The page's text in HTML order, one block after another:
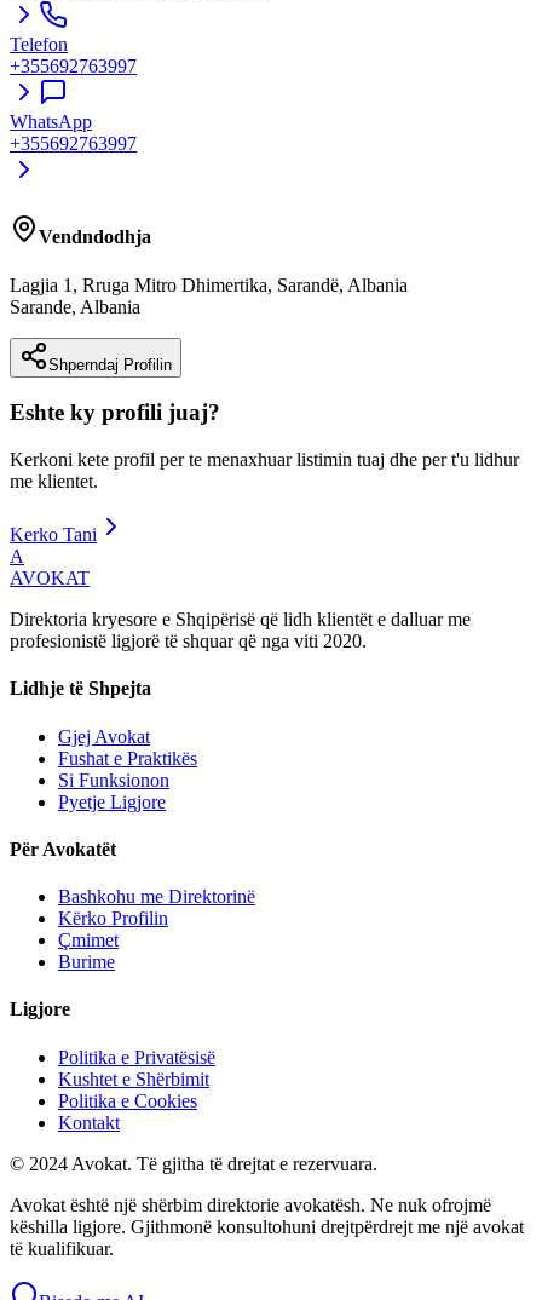
Telefon
+355692763997
WhatsApp
+355692763997
Vendndodhja
Lagjia 1, Rruga Mitro Dhimertika, Sarandë, Albania
Sarande, Albania
Shperndaj Profilin
Eshte ky profili juaj?
Kerkoni kete profil per te menaxhuar listimin tuaj dhe per t'u lidhur
me klientet.
Kerko Tani
A
AVOKAT
Direktoria kryesore e Shqipërisë që lidh klientët e dalluar me
profesionistë ligjorë të shquar që nga viti 2020.
Lidhje të Shpejta
Gjej Avokat
Fushat e Praktikës
Si Funksionon
Pyetje Ligjore
Për Avokatët
Bashkohu me Direktorinë
Kërko Profilin
Çmimet
Burime
Ligjore
Politika e Privatësisë
Kushtet e Shërbimit
Politika e Cookies
Kontakt
© 2024 Avokat. Të gjitha të drejtat e rezervuara.
Avokat është një shërbim direktorie avokatësh. Ne nuk ofrojmë
këshilla ligjore. Gjithmonë konsultohuni drejtpërdrejt me një avokat
të kualifikuar.